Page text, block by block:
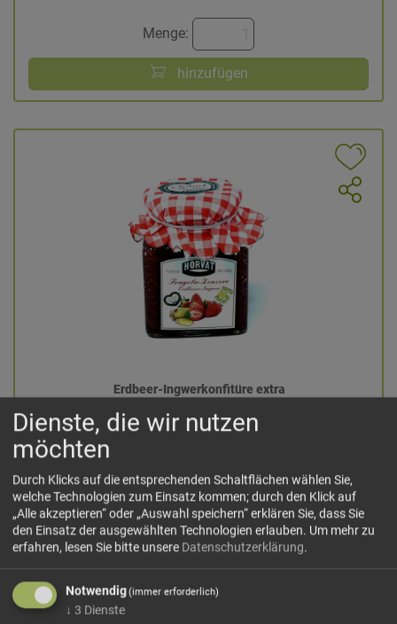
Menge:
hinzufügen
Erdbeer-Ingwerkonfitüre extra
Menge:
hinzufügen
Dienste, die wir nutzen
möchten
Durch Klicks auf die entsprechenden Schaltflächen wählen Sie,
welche Technologien zum Einsatz kommen; durch den Klick auf
„Alle akzeptieren“ oder „Auswahl speichern“ erklären Sie, dass Sie
den Einsatz der ausgewählten Technologien erlauben. Um mehr zu
erfahren, lesen Sie bitte unsere Datenschutzerklärung.
Notwendig(immer erforderlich)
↓ 3 Dienste